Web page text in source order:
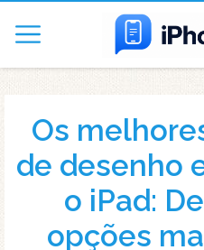
Os
de desenho
o iPad:
opções